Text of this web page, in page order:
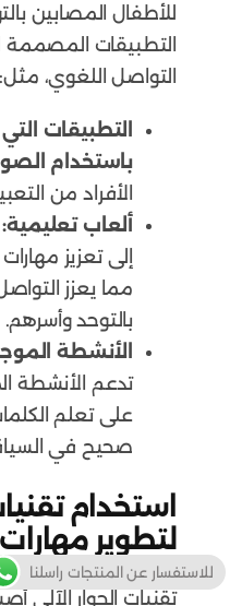
للأطفال المصابين
التطبيقات المصممة
التواصل اللغوي، مثل:
التطبيقات
باستخدام
الأفراد من
ألعاب تعليمية:
إلى تعزيز
مما يعزز
بالتوحد وأسرهم.
الأنشطة
تدعم الأنشطة
على تعلم
صحيح في
استخدام
لتطوير
تقنيات الحوار الآلي
للاستفسار عن المنتجات راسلنا